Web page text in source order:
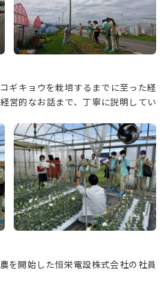
ギキョウを栽培するまでに至った経
営的なお話まで、丁寧に説明してい
を開始した恒栄電設株式会社の社員